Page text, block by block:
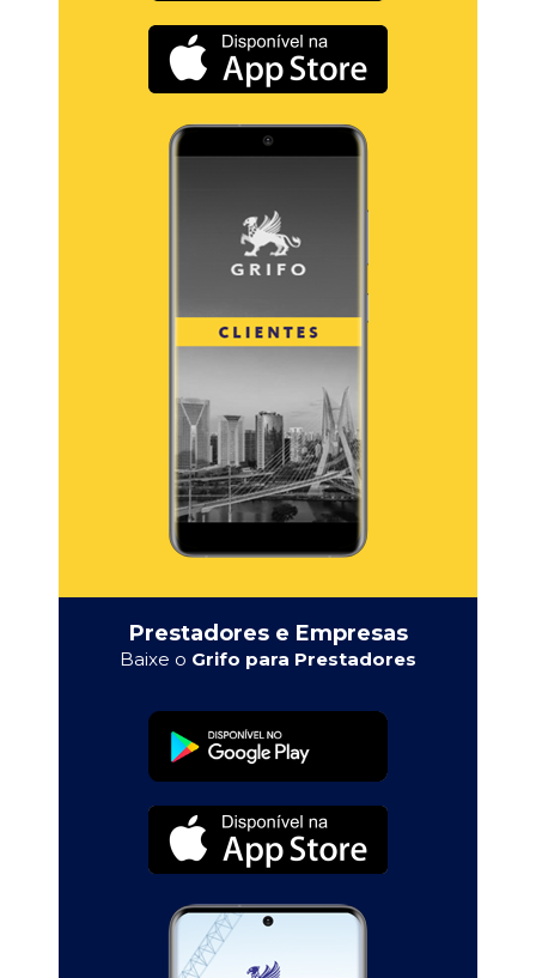
Prestadores e Empresas
Baixe o Grifo para Prestadores